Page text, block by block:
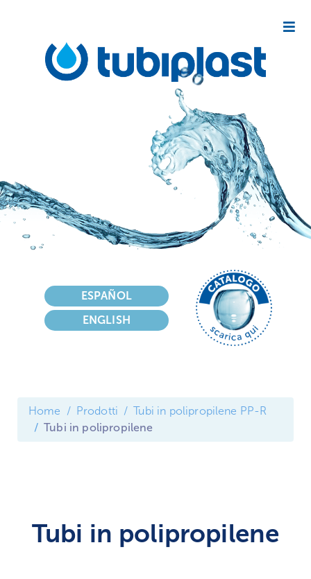
Seleziona la tua lingua
ESPAÑOL
ENGLISH
Home Prodotti
Tubi in polipropilene PP-R
Tubi in polipropilene
Tubi in polipropilene